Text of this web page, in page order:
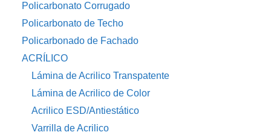
Policarbonato Corrugado
Policarbonato de Techo
Policarbonado de Fachado
ACRÍLICO
Lámina de Acrilico Transpatente
Lámina de Acrilico de Color
Acrilico ESD/Antiestático
Varrilla de Acrilico